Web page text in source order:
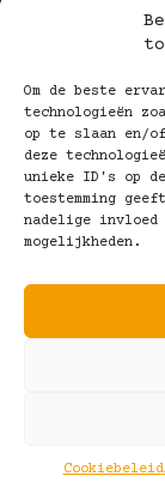
Om de beste
technologieën
op te slaan en/
deze
unieke ID's op
toestemming
nadelige invloed
mogelijkheden.
Cookiebeleid
Volg Ons!